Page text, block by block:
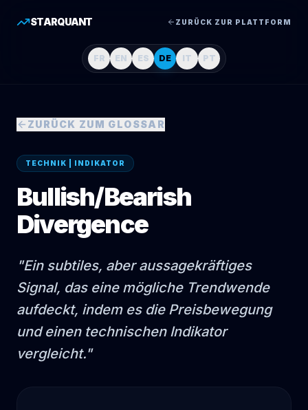
STARQUANT ZURÜCK ZUR PLATTFORM
FR EN ES DE IT PT
ZURÜCK ZUM GLOSSAR
TECHNIK | INDIKATOR
Bullish/Bearish
Divergence
"Ein subtiles, aber aussagekräftiges
Signal, das eine mögliche Trendwende
aufdeckt, indem es die Preisbewegung
und einen technischen Indikator
vergleicht."